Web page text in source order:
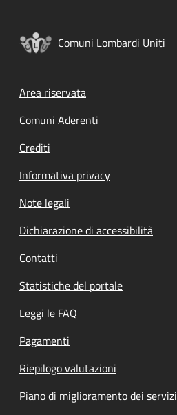
Comuni Lombardi Uniti
Footer menu
Area riservata
Comuni Aderenti
Crediti
Informativa privacy
Note legali
Dichiarazione di accessibilità
Contatti
Statistiche del portale
Leggi le FAQ
Pagamenti
Riepilogo valutazioni
Piano di miglioramento dei servizi